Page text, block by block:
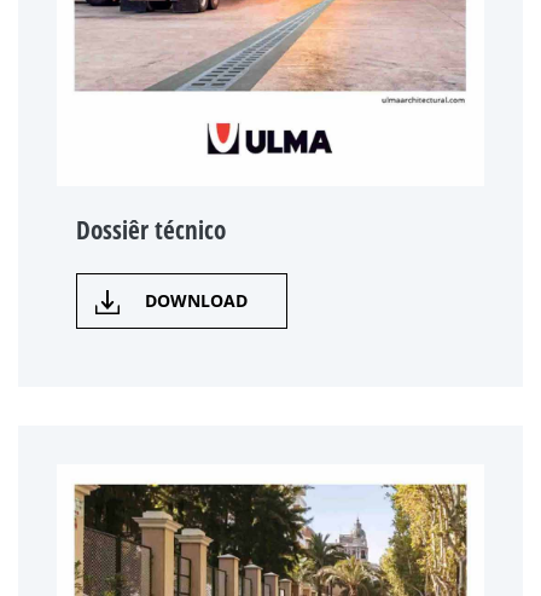
Dossiêr técnico
DOWNLOAD